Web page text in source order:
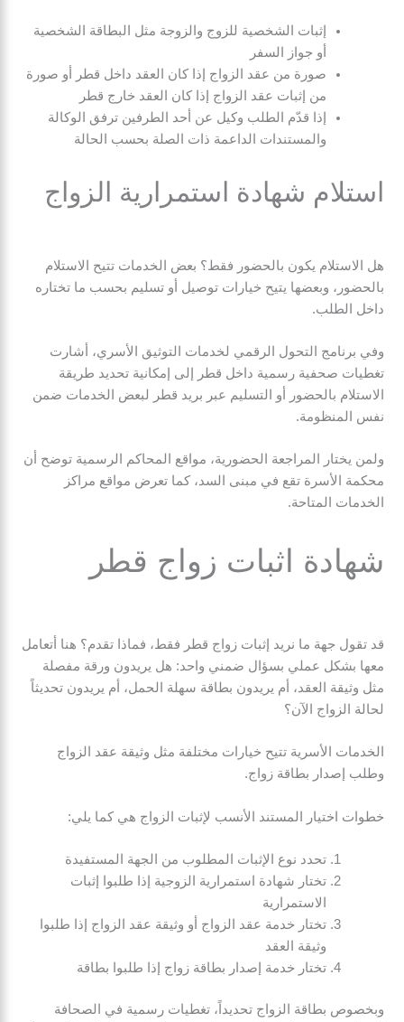
إثبات الشخصية للزوج والزوجة مثل البطاقة الشخصية
أو جواز السفر
صورة من عقد الزواج إذا كان العقد داخل قطر أو صورة
من إثبات عقد الزواج إذا كان العقد خارج قطر
إذا قدّم الطلب وكيل عن أحد الطرفين ترفق الوكالة
والمستندات الداعمة ذات الصلة بحسب الحالة
استلام شهادة استمرارية الزواج
هل الاستلام يكون بالحضور فقط؟ بعض الخدمات تتيح الاستلام
بالحضور، وبعضها يتيح خيارات توصيل أو تسليم بحسب ما تختاره
داخل الطلب.
وفي برنامج التحول الرقمي لخدمات التوثيق الأسري، أشارت
تغطيات صحفية رسمية داخل قطر إلى إمكانية تحديد طريقة
الاستلام بالحضور أو التسليم عبر بريد قطر لبعض الخدمات ضمن
نفس المنظومة.
ولمن يختار المراجعة الحضورية، مواقع المحاكم الرسمية توضح أن
محكمة الأسرة تقع في مبنى السد، كما تعرض مواقع مراكز
الخدمات المتاحة.
شهادة اثبات زواج قطر
قد تقول جهة ما نريد إثبات زواج قطر فقط، فماذا تقدم؟ هنا أتعامل
معها بشكل عملي بسؤال ضمني واحد: هل يريدون ورقة مفصلة
مثل وثيقة العقد، أم يريدون بطاقة سهلة الحمل، أم يريدون تحديثاً
لحالة الزواج الآن؟
الخدمات الأسرية تتيح خيارات مختلفة مثل وثيقة عقد الزواج
وطلب إصدار بطاقة زواج.
خطوات اختيار المستند الأنسب لإثبات الزواج هي كما يلي:
تحدد نوع الإثبات المطلوب من الجهة المستفيدة
تختار شهادة استمرارية الزوجية إذا طلبوا إثبات
الاستمرارية
تختار خدمة عقد الزواج أو وثيقة عقد الزواج إذا طلبوا
وثيقة العقد
تختار خدمة إصدار بطاقة زواج إذا طلبوا بطاقة
وبخصوص بطاقة الزواج تحديداً، تغطيات رسمية في الصحافة